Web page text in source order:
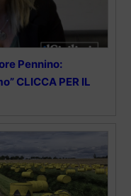
Pennino:
CLICCA PER IL